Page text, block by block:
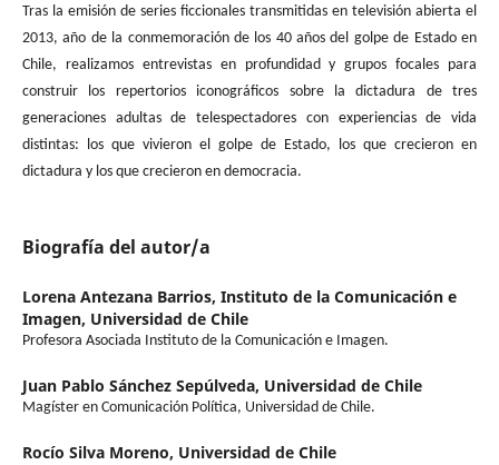
Tras la emisión de series ficcionales transmitidas en televisión abierta el
2013, año de la conmemoración de los 40 años del golpe de Estado en
Chile, realizamos entrevistas en profundidad y grupos focales para
construir los repertorios iconográficos sobre la dictadura de tres
generaciones adultas de telespectadores con experiencias de vida
distintas: los que vivieron el golpe de Estado, los que crecieron en
dictadura y los que crecieron en democracia.
Biografía del autor/a
Lorena Antezana Barrios, Instituto de la Comunicación e
Imagen, Universidad de Chile
Profesora Asociada Instituto de la Comunicación e Imagen.
Juan Pablo Sánchez Sepúlveda, Universidad de Chile
Magíster en Comunicación Política, Universidad de Chile.
Rocío Silva Moreno, Universidad de Chile